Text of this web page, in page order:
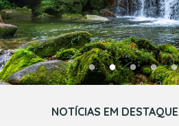
NOTÍCIAS EM DESTAQUE